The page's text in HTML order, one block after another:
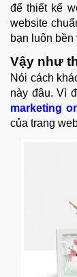
để thiết kế
website
bạn luôn
Vậy như
Nói cách
này đâu. Vì
marketing
của trang